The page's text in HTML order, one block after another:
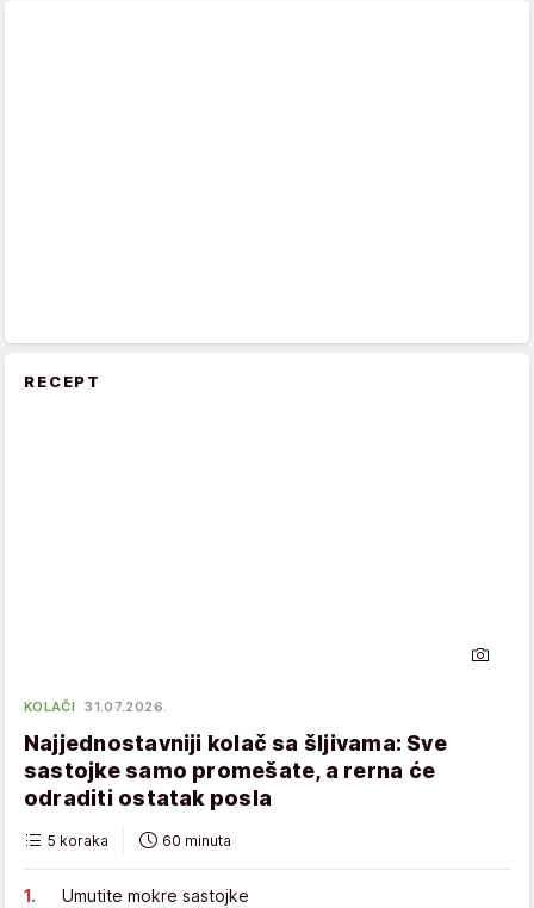
RECEPT
KOLAČI 31.07.2026.
Najjednostavniji kolač sa šljivama: Sve
sastojke samo promešate, a rerna će
odraditi ostatak posla
5 koraka 60 minuta
Umutite mokre sastojke